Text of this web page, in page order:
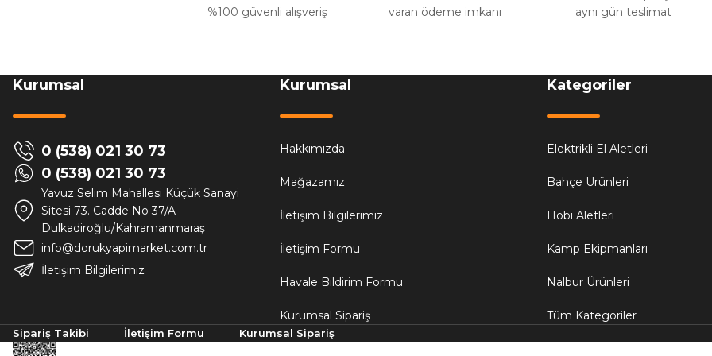
%100 güvenli alışveriş
varan ödeme imkanı
aynı gün teslimat
Kurumsal
0 (538) 021 30 73
0 (538) 021 30 73
Yavuz Selim Mahallesi Küçük Sanayi
Sitesi 73. Cadde No 37/A
Dulkadiroğlu/Kahramanmaraş
info@dorukyapimarket.com.tr
İletişim Bilgilerimiz
Kurumsal
Hakkımızda
Mağazamız
İletişim Bilgilerimiz
İletişim Formu
Havale Bildirim Formu
Kurumsal Sipariş
Kategoriler
Elektrikli El Aletleri
Bahçe Ürünleri
Hobi Aletleri
Kamp Ekipmanları
Nalbur Ürünleri
Tüm Kategoriler
Sipariş Takibi İletişim Formu Kurumsal Sipariş